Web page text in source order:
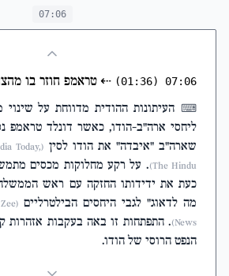
07:06
07:06
(01:36)
⇠טראמפ חוזר בו
⌨ העיתונות ההודית מדווחת על שינוי
ליחסי ארה"ב-הודו, כאשר דונלד טראמפ
שארה"ב "איבדה" את הודו לסין
Today,
The Hindu) . על רקע מחלוקות מכסים
כעת את ידידותו החזקה עם ראש
מה לדאוג" לגבי היחסים הבילטרליים
News) . התפתחות זו באה בעקבות אזהרות
הנפט הרוסי של הודו.